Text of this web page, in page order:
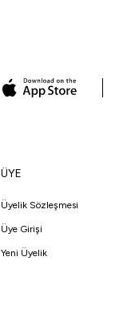
ÜYE
Üyelik Sözleşmesi
Üye Girişi
Yeni Üyelik